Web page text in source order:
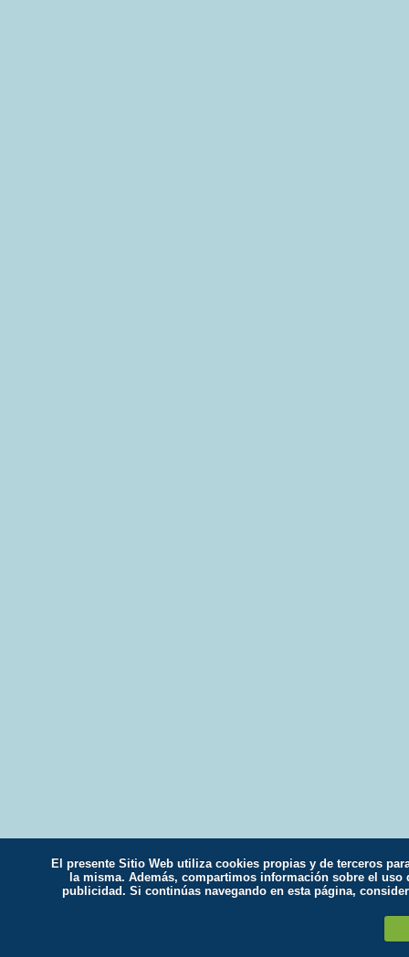
El presente Sitio Web utiliza cookies propias y de terceros
la misma. Además, compartimos información sobre el
publicidad. Si continúas navegando en esta página,